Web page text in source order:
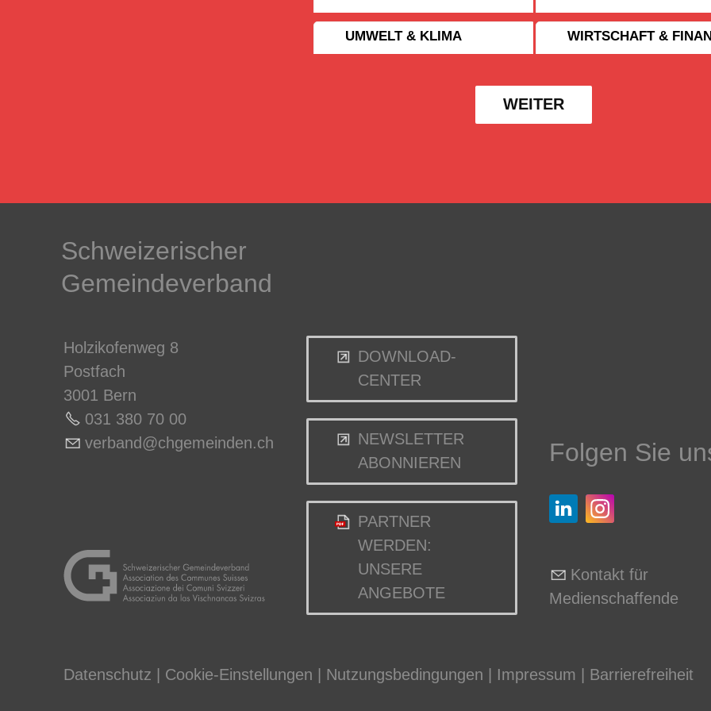
UMWELT & KLIMA WIRTSCHAFT &
WEITER
Schweizerischer
Gemeindeverband
Holzikofenweg 8
Postfach
3001 Bern
031 380 70 00
v rb nd chg m nd n ch
DOWNLOAD-
CENTER
NEWSLETTER
ABONNIEREN
PARTNER
WERDEN:
UNSERE
ANGEBOTE
Folgen Sie
Kontakt für
Medienschaffende
Datenschutz Cookie-Einstellungen Nutzungsbedingungen Impressum Barrierefreiheit